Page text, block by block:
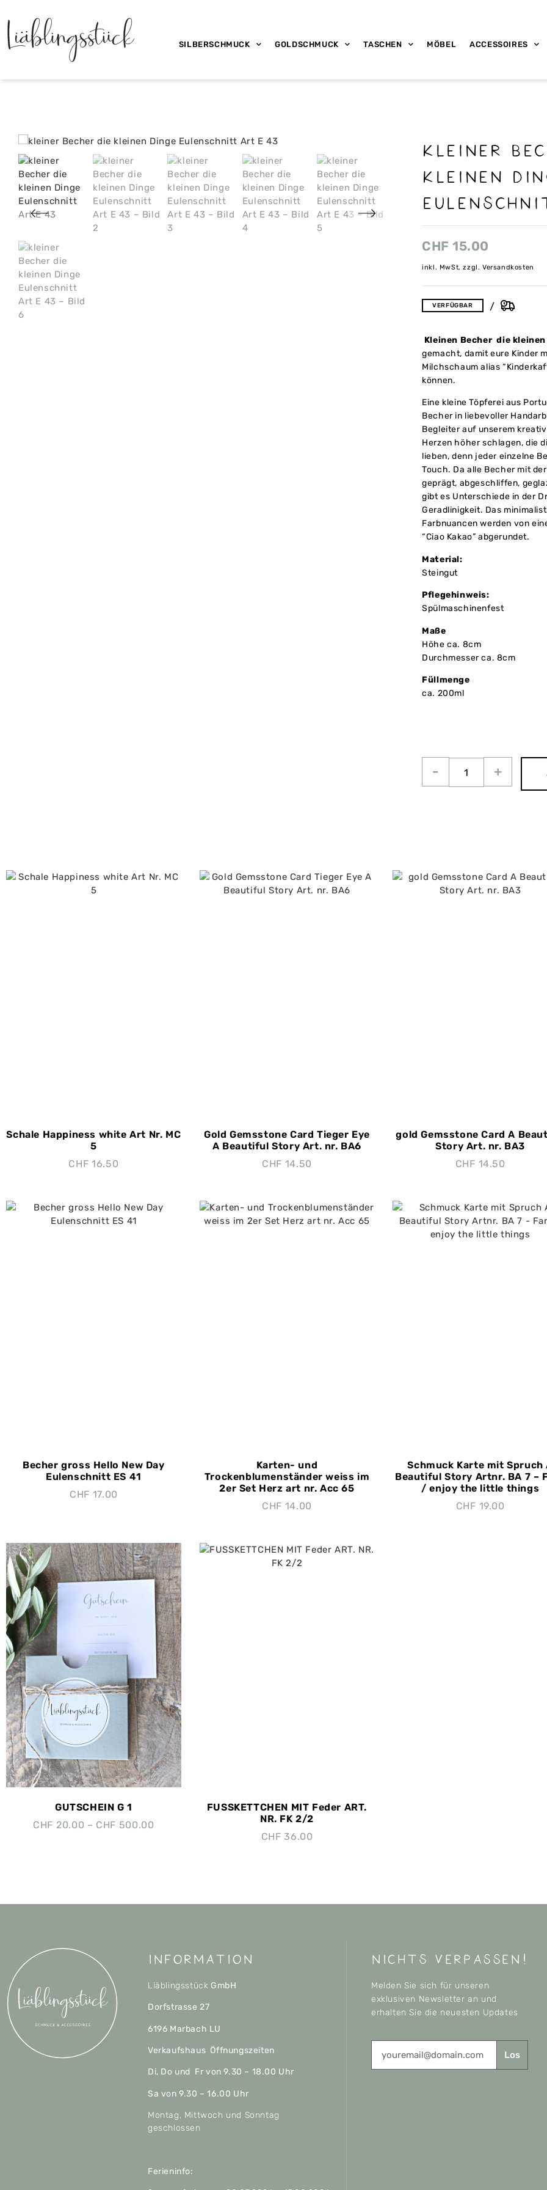
SILBERSCHMUCK GOLDSCHMUCK TASCHEN MÖBEL ACCESSOIRES
kleiner
kleinen
CHF 15.00
inkl. MwSt, zzgl. Versandkosten
VERFÜGBAR
Kleinen Becher die
gemacht, damit eure Kinder
Milchschaum alias
können.
Eine kleine Töpferei aus
Becher in liebevoller
Begleiter auf unserem
Herzen höher schlagen, die
lieben, denn jeder einzelne
Touch. Da alle Becher mit
geprägt, abgeschliffen,
gibt es Unterschiede in der
Geradlinigkeit. Das
Farbnuancen werden von
“Ciao Kakao” abgerundet.
Material:
Steingut
Pflegehinweis:
Spülmaschinenfest
Maße
Höhe ca. 8cm
Durchmesser ca. 8cm
Füllmenge
ca. 200ml
Schale Happiness white Art Nr. MC
5
CHF 16.50
Gold Gemsstone Card Tieger Eye
A Beautiful Story Art. nr. BA6
CHF 14.50
gold Gemsstone Card A
Story Art. nr. BA3
CHF 14.50
Becher gross Hello New Day
Eulenschnitt ES 41
CHF 17.00
Karten- und
Trockenblumenständer weiss im
2er Set Herz art nr. Acc 65
CHF 14.00
Schmuck Karte mit Spruch
Beautiful Story Artnr. BA 7 –
/ enjoy the little things
CHF 19.00
GUTSCHEIN G 1
CHF 20.00 – CHF 500.00
FUSSKETTCHEN MIT Feder ART.
NR. FK 2/2
CHF 36.00
Information
Liäblingsstück GmbH
Dorfstrasse 27
6196 Marbach LU
Verkaufshaus Öffnungszeiten
Di, Do und Fr von 9.30 – 18.00 Uhr
Sa von 9.30 – 16.00 Uhr
Montag, Mittwoch und Sonntag
geschlossen
Ferieninfo:
nichts verpassen!
Melden Sie sich für unseren
exklusiven Newsletter an und
erhalten Sie die neuesten Updates
Los